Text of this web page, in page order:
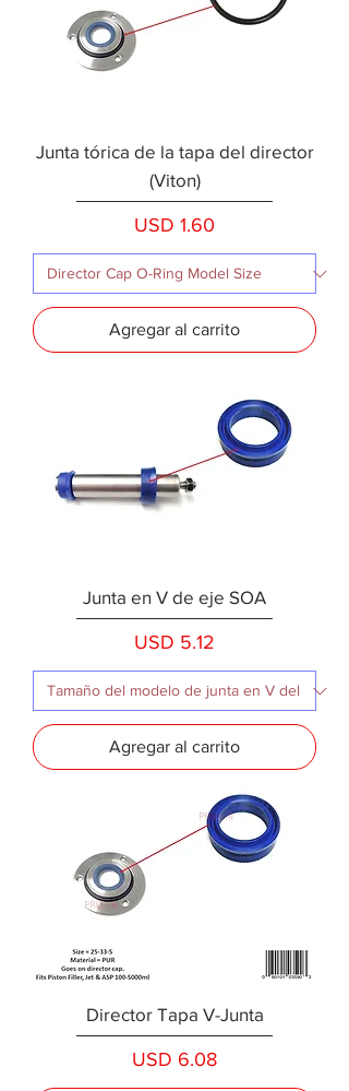
Junta tórica de la tapa del director
(Viton)
Precio
USD 1.60
Agregar al carrito
Junta en V de eje SOA
Precio
USD 5.12
Agregar al carrito
Director Tapa V-Junta
Precio
USD 6.08